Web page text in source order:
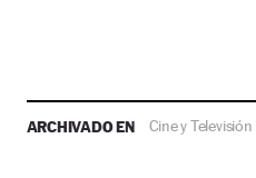
ARCHIVADO EN Cine y Televisión